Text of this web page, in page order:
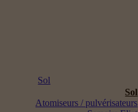
Sol
Sol
Atomiseurs / pulvérisateurs